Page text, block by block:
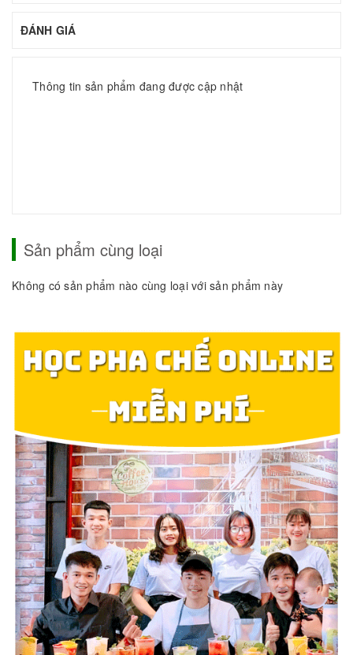
ĐÁNH GIÁ
Thông tin sản phẩm đang được cập nhật
Sản phẩm cùng loại
Không có sản phẩm nào cùng loại với sản phẩm này